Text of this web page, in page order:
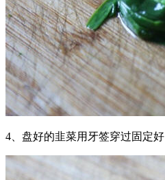
4、盘好的韭菜用牙签穿过固定好